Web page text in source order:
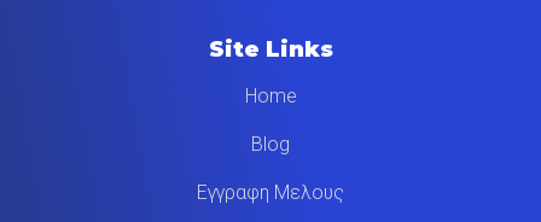
Site Links
Home
Blog
Εγγραφη Μελους